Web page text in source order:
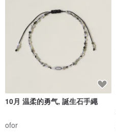
10月 温柔的勇气, 誕生石手繩
ofor